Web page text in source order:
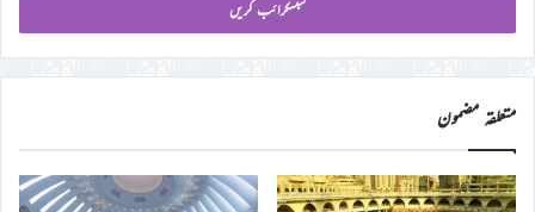
ڈی
درج
کریں
متعلقہ مضمون